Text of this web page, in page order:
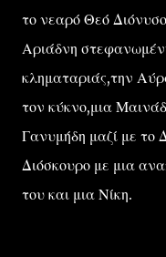
το νεαρό Θεό
Αριάδνη
κληματαριάς,την
τον κύκνο,μια
Γανυμήδη μαζί με το
Διόσκουρο με μια
του και μια Νίκη.